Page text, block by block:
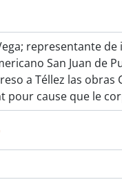
representante
San Juan de
a Téllez las obras
pour cause que le